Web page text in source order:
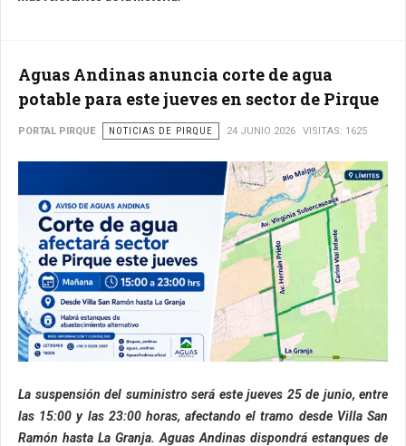
Aguas Andinas anuncia corte de agua
potable para este jueves en sector de Pirque
PORTAL PIRQUE NOTICIAS DE PIRQUE 24 JUNIO 2026 VISITAS: 1625
La suspensión del suministro será este jueves 25 de junio, entre
las 15:00 y las 23:00 horas, afectando el tramo desde Villa San
Ramón hasta La Granja. Aguas Andinas dispondrá estanques de